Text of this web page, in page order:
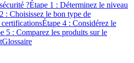
?Étape 1 : Déterminez le niveau
: Choisissez le bon type de
Étape 4 : Considérez le
5 : Comparez les produits sur le
Glossaire